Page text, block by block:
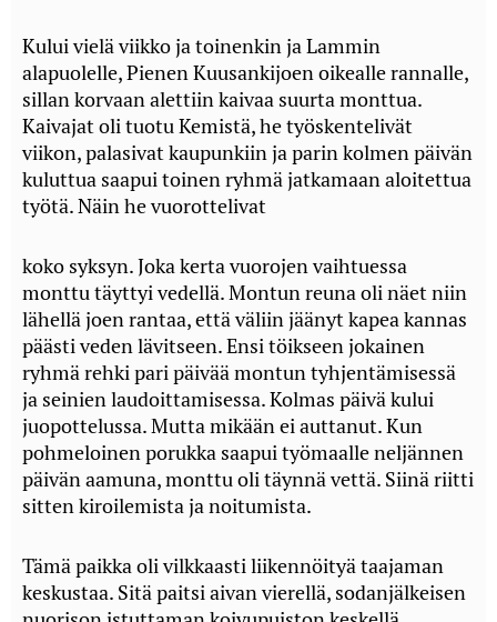
Kului vielä viikko ja toinenkin ja Lammin
alapuolelle, Pienen Kuusankijoen oikealle rannalle,
sillan korvaan alettiin kaivaa suurta monttua.
Kaivajat oli tuotu Kemistä, he työskentelivät
viikon, palasivat kaupunkiin ja parin kolmen päivän
kuluttua saapui toinen ryhmä jatkamaan aloitettua
työtä. Näin he vuorottelivat
koko syksyn. Joka kerta vuorojen vaihtuessa
monttu täyttyi vedellä. Montun reuna oli näet niin
lähellä joen rantaa, että väliin jäänyt kapea kannas
päästi veden lävitseen. Ensi töikseen jokainen
ryhmä rehki pari päivää montun tyhjentämisessä
ja seinien laudoittamisessa. Kolmas päivä kului
juopottelussa. Mutta mikään ei auttanut. Kun
pohmeloinen porukka saapui työmaalle neljännen
päivän aamuna, monttu oli täynnä vettä. Siinä riitti
sitten kiroilemista ja noitumista.
Tämä paikka oli vilkkaasti liikennöityä taajaman
keskustaa. Sitä paitsi aivan vierellä, sodanjälkeisen